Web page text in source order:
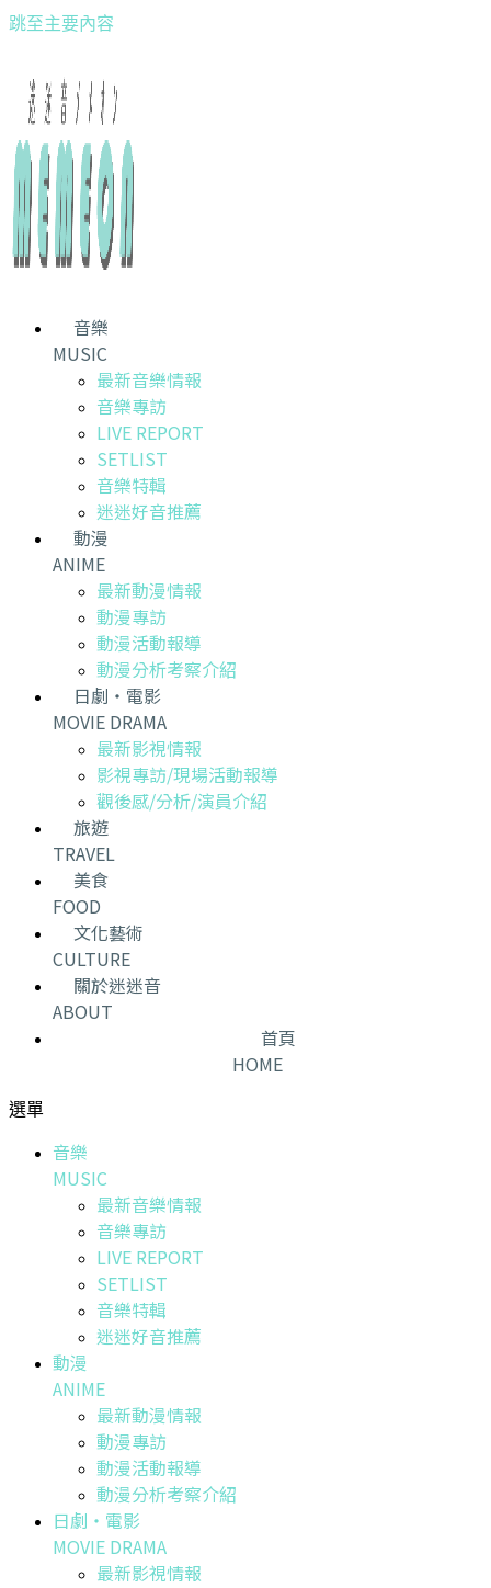
跳至主要內容
音樂
MUSIC
最新音樂情報
音樂專訪
LIVE REPORT
SETLIST
音樂特輯
迷迷好音推薦
動漫
ANIME
最新動漫情報
動漫專訪
動漫活動報導
動漫分析考察介紹
日劇・電影
MOVIE DRAMA
最新影視情報
影視專訪/現場活動報導
觀後感/分析/演員介紹
旅遊
TRAVEL
美食
FOOD
文化藝術
CULTURE
關於迷迷音
ABOUT
首頁
HOME
選單
音樂
MUSIC
最新音樂情報
音樂專訪
LIVE REPORT
SETLIST
音樂特輯
迷迷好音推薦
動漫
ANIME
最新動漫情報
動漫專訪
動漫活動報導
動漫分析考察介紹
日劇・電影
MOVIE DRAMA
最新影視情報